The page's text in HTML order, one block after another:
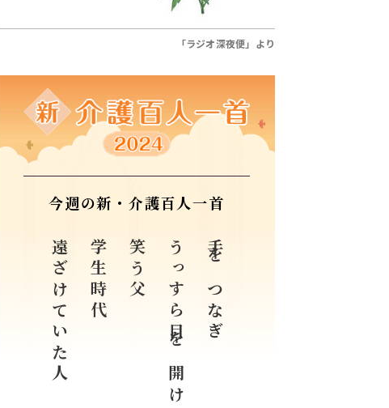
「ラジオ深夜便」より
今週の新・介護百人一首
手をつなぎ
うっすら目を開け
笑う父
学生時代
遠ざけていた人